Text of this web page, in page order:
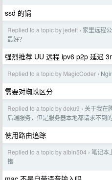
ssd 的锅
Replied to a topic by jedeft › 家里远程
最好？
强烈推荐 UU 远程 ipv6 p2p 延迟
Replied to a topic by MagicCoder ›
需要对蜘蛛区分
Replied to a topic by deku9 › 关于我在
后端服务，但是服务器本地都请求不到
使用路由追踪
Replied to a topic by albin504 › 笔记本
错